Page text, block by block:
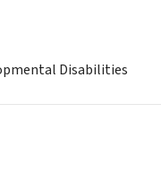
Disabilities